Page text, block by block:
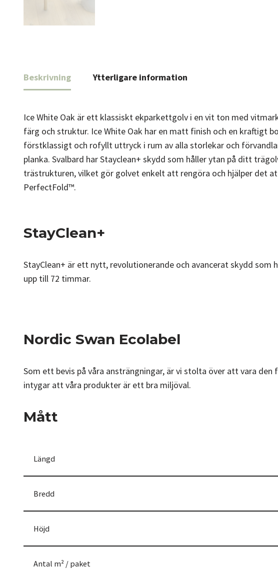
Beskrivning Ytterligare information
Ice White Oak är ett klassiskt ekparkettgolv i en vit ton med
färg och struktur. Ice White Oak har en matt finish och en
förstklassigt och rofyllt uttryck i rum av alla storlekar och
planka. Svalbard har Stayclean+ skydd som håller ytan på ditt
trästrukturen, vilket gör golvet enkelt att rengöra och hjälper det
PerfectFold™.
StayClean+
StayClean+ är ett nytt, revolutionerande och avancerat skydd
upp till 72 timmar.
Nordic Swan Ecolabel
Som ett bevis på våra ansträngningar, är vi stolta över att vara
intygar att våra produkter är ett bra miljöval.
Mått
Längd
Bredd
Höjd
Antal m² / paket